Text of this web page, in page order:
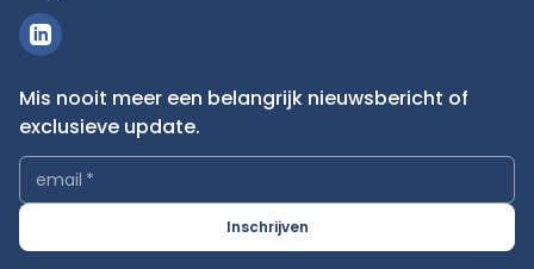
Mis nooit meer een belangrijk nieuwsbericht of
exclusieve update.
email *
Inschrijven